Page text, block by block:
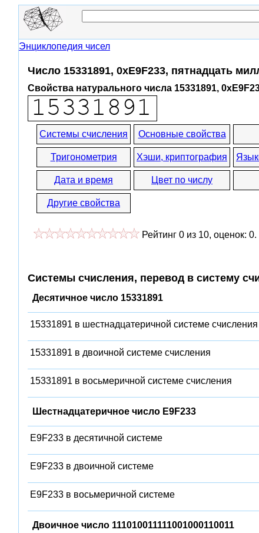
Энциклопедия чисел
Число 15331891, 0xE9F233, пятнадцать
Свойства натурального числа 15331891,
Системы счисления Основные свойства
Тригонометрия Хэши, криптография
Дата и время Цвет по числу
Другие свойства
Рейтинг 0 из 10, оценок: 0.
Системы счисления, перевод в систему
Десятичное число 15331891
15331891 в шестнадцатеричной системе счисления
15331891 в двоичной системе счисления
15331891 в восьмеричной системе счисления
Шестнадцатеричное число E9F233
E9F233 в десятичной системе
E9F233 в двоичной системе
E9F233 в восьмеричной системе
Двоичное число 111010011111001000110011